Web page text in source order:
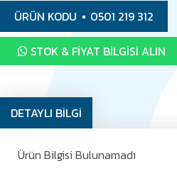
ÜRÜN KODU 0501 219 312
STOK & FIYAT BILGISI ALIN
DETAYLI BİLGİ
Ürün Bilgisi Bulunamadı